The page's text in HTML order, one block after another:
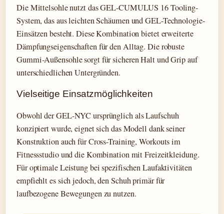
Die Mittelsohle nutzt das GEL-CUMULUS 16 Tooling-
System, das aus leichten Schäumen und GEL-Technologie-
Einsätzen besteht. Diese Kombination bietet erweiterte
Dämpfungseigenschaften für den Alltag. Die robuste
Gummi-Außensohle sorgt für sicheren Halt und Grip auf
unterschiedlichen Untergründen.
Vielseitige Einsatzmöglichkeiten
Obwohl der GEL-NYC ursprünglich als Laufschuh
konzipiert wurde, eignet sich das Modell dank seiner
Konstruktion auch für Cross-Training, Workouts im
Fitnessstudio und die Kombination mit Freizeitkleidung.
Für optimale Leistung bei spezifischen Laufaktivitäten
empfiehlt es sich jedoch, den Schuh primär für
laufbezogene Bewegungen zu nutzen.